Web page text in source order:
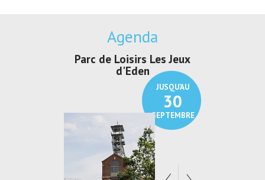
Agenda
JUSQU'AU
30
SEPTEMBRE
Parc de Loisirs Les Jeux
d'Eden